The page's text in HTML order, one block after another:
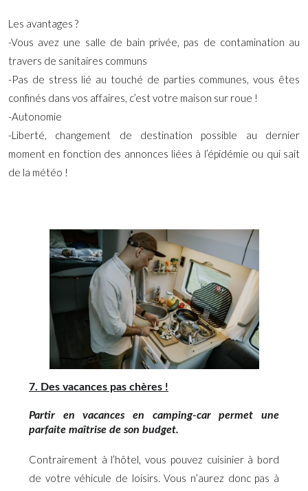
Les avantages ?
-Vous avez une salle de bain privée, pas de contamination au
travers de sanitaires communs
-Pas de stress lié au touché de parties communes, vous êtes
confinés dans vos affaires, c’est votre maison sur roue !
-Autonomie
-Liberté, changement de destination possible au dernier
moment en fonction des annonces liées à l’épidémie ou qui sait
de la météo !
7. Des vacances pas chères !
Partir en vacances en camping-car permet une
parfaite maîtrise de son budget.
Contrairement à l’hôtel, vous pouvez cuisinier à bord
de votre véhicule de loisirs. Vous n’aurez donc pas à